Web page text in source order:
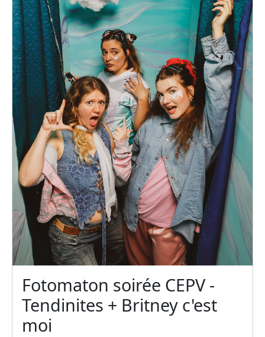
Fotomaton soirée CEPV -
Tendinites + Britney c'est
moi